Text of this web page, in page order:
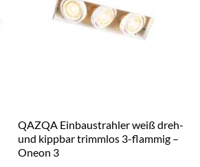
QAZQA Einbaustrahler weiß dreh-
und kippbar trimmlos 3-flammig –
Oneon 3